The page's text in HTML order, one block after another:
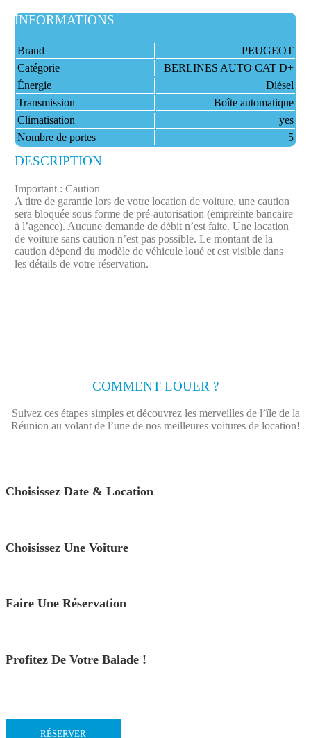
INFORMATIONS
Brand
PEUGEOT
Catégorie
BERLINES AUTO CAT D+
Énergie
Diésel
Transmission
Boîte automatique
Climatisation
yes
Nombre de portes
5
DESCRIPTION
Important : Caution
A titre de garantie lors de votre location de voiture, une caution
sera bloquée sous forme de pré-autorisation (empreinte bancaire
à l’agence). Aucune demande de débit n’est faite.​ Une location
de voiture sans caution n’est pas possible. Le montant de la
caution dépend du modèle de véhicule loué et est visible dans
les détails de votre réservation.
COMMENT LOUER ?
Suivez ces étapes simples et découvrez les merveilles de l’île de la
Réunion au volant de l’une de nos meilleures voitures de location!
Choisissez Date & Location
Choisissez Une Voiture
Faire Une Réservation
Profitez De Votre Balade !
RÉSERVER